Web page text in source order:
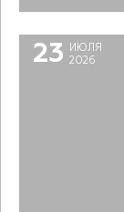
23
ИЮЛЯ
2026